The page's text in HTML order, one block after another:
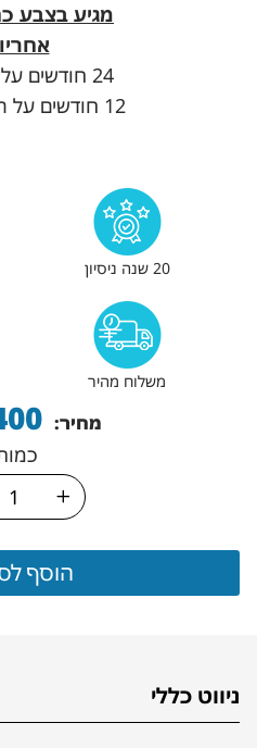
מגיע בצבע
24 חודשים על גוף המסנן
12 חודשים על הברז רב דרך
20 שנה ניסיון
משלוח מהיר
מחיר:
הוסף
ניווט כללי